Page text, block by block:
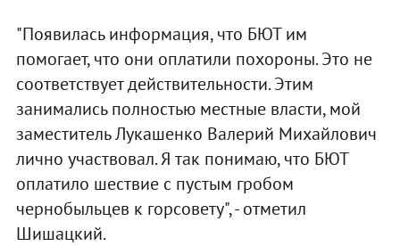
"Появилась информация, что БЮТ им
помогает, что они оплатили похороны. Это не
соответствует действительности. Этим
занимались полностью местные власти, мой
заместитель Лукашенко Валерий Михайлович
лично участвовал. Я так понимаю, что БЮТ
оплатило шествие с пустым гробом
чернобыльцев к горсовету", - отметил
Шишацкий.